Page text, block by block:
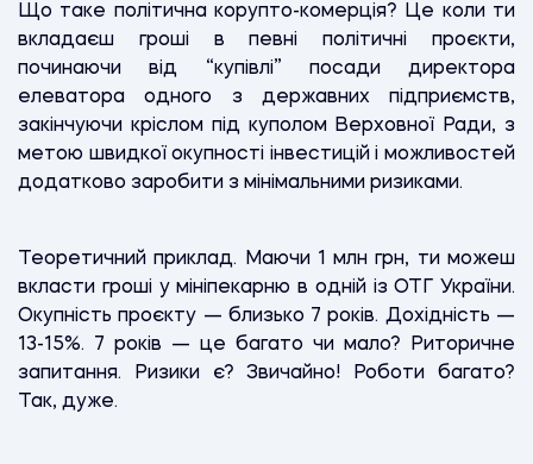
Що таке політична корупто-комерція? Це коли ти
вкладаєш гроші в певні політичні проєкти,
починаючи від “купівлі” посади директора
елеватора одного з державних підприємств,
закінчуючи кріслом під куполом Верховної Ради, з
метою швидкої окупності інвестицій і можливостей
додатково заробити з мінімальними ризиками.
Теоретичний приклад. Маючи 1 млн грн, ти можеш
вкласти гроші у мініпекарню в одній із ОТГ України.
Окупність проєкту — близько 7 років. Дохідність —
13-15%. 7 років — це багато чи мало? Риторичне
запитання. Ризики є? Звичайно! Роботи багато?
Так, дуже.